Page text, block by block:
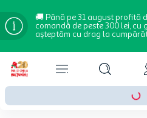
🚚 Până pe 31 august profită
comandă de peste 300 lei, cu
așteptăm cu drag la